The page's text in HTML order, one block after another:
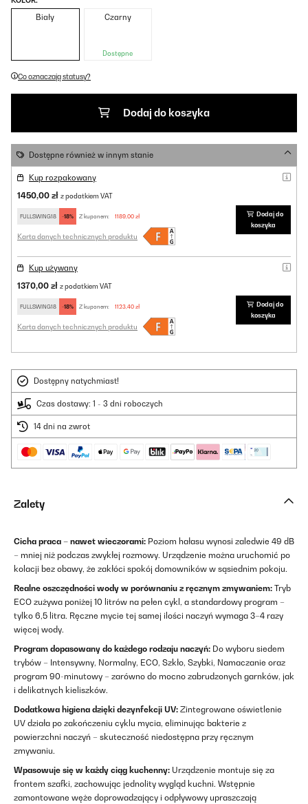
Biały Czarny
Dostępne
Co oznaczają statusy?
Dodaj do koszyka
Dostępne również w innym stanie
Kup rozpakowany
1450,00 zł z podatkiem VAT
FULLSWING18 -18% Z kuponem: 1189,00 zł
Karta danych technicznych produktu
Dodaj do
koszyka
Kup używany
1370,00 zł z podatkiem VAT
FULLSWING18 -18% Z kuponem: 1123,40 zł
Karta danych technicznych produktu
Dodaj do
koszyka
Dostępny natychmiast!
Czas dostawy: 1 - 3 dni roboczych
14 dni na zwrot
Zalety
Cicha praca – nawet wieczorami: Poziom hałasu wynosi zaledwie 49 dB
– mniej niż podczas zwykłej rozmowy. Urządzenie można uruchomić po
kolacji bez obawy, że zakłóci spokój domowników w sąsiednim pokoju.
Realne oszczędności wody w porównaniu z ręcznym zmywaniem: Tryb
ECO zużywa poniżej 10 litrów na pełen cykl, a standardowy program –
tylko 6,5 litra. Ręczne mycie tej samej ilości naczyń wymaga 3–4 razy
więcej wody.
Program dopasowany do każdego rodzaju naczyń: Do wyboru siedem
trybów – Intensywny, Normalny, ECO, Szkło, Szybki, Namaczanie oraz
program 90-minutowy – zarówno do mocno zabrudzonych garnków, jak
i delikatnych kieliszków.
Dodatkowa higiena dzięki dezynfekcji UV: Zintegrowane oświetlenie
UV działa po zakończeniu cyklu mycia, eliminując bakterie z
powierzchni naczyń – skuteczność niedostępna przy ręcznym
zmywaniu.
Wpasowuje się w każdy ciąg kuchenny: Urządzenie montuje się za
frontem szafki, zachowując jednolity wygląd kuchni. Wstępnie
zamontowane węże doprowadzający i odpływowy upraszczają